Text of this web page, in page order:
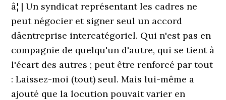
â¦ | Un syndicat représentant les cadres ne
peut négocier et signer seul un accord
dâentreprise intercatégoriel. Qui n'est pas en
compagnie de quelqu'un d'autre, qui se tient à
l'écart des autres ; peut être renforcé par tout
: Laissez-moi (tout) seul. Mais lui-même a
ajouté que la locution pouvait varier en